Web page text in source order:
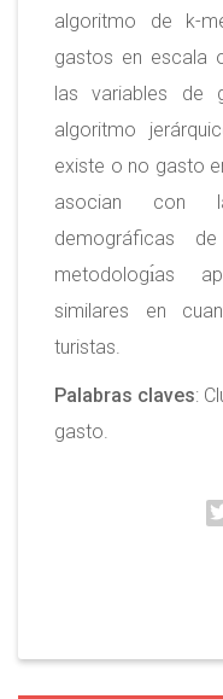
algoritmo de k-
gastos en escala
las variables de
algoritmo
existe o no gasto
asocian con
demográficas
metodologı́as
similares en
turistas.
Palabras claves:
gasto.